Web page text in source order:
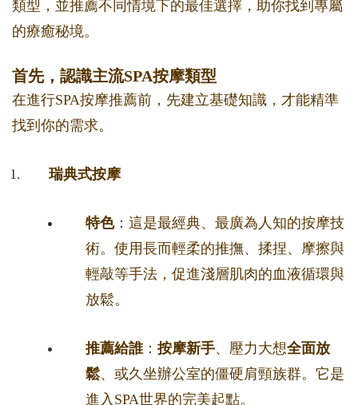
類型，並推薦不同情境下的最佳選擇，助你找到專屬
的療癒秘境。
首先，認識主流SPA按摩類型
在進行SPA按摩推薦前，先建立基礎知識，才能精準
找到你的需求。
瑞典式按摩
特色：這是最經典、最廣為人知的按摩技
術。使用長而輕柔的推撫、揉捏、摩擦與
輕敲等手法，促進淺層肌肉的血液循環與
放鬆。
推薦給誰： 按摩新手、壓力大想全面放
鬆、或久坐辦公室的僵硬肩頸族群。它是
進入SPA世界的完美起點。